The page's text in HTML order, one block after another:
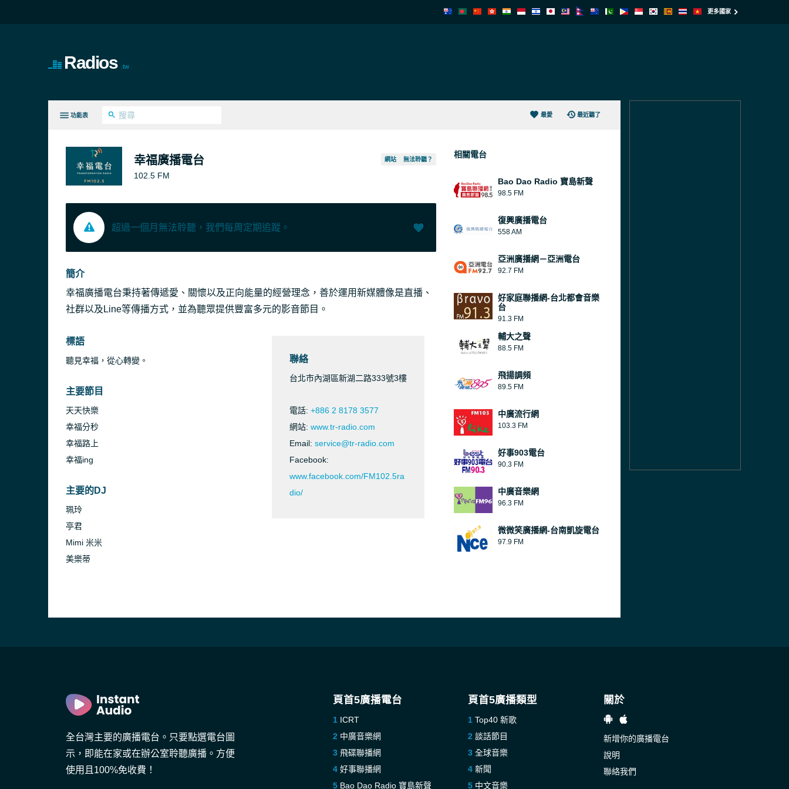
更多國家
Radios .tw
功能表 最愛 最近聽了
幸福廣播電台
102.5 FM
網站 無法聆聽？
超過一個月無法聆聽，我們每周定期追蹤。
簡介
幸福廣播電台秉持著傳遞愛、關懷以及正向能量的經營理念，善於運用新媒體像是直播、
社群以及Line等傳播方式，並為聽眾提供豐富多元的影音節目。
標語
聽見幸福，從心轉變。
主要節目
天天快樂
幸福分秒
幸福路上
幸福ing
主要的DJ
珮玲
亭君
Mimi 米米
美樂蒂
聯絡
台北市內湖區新湖二路333號3樓
電話: +886 2 8178 3577
網站: www.tr-radio.com
Email: service@tr-radio.com
Facebook:
www.facebook.com/FM102.5ra
dio/
相關電台
Bao Dao Radio 寶島新聲
98.5 FM
復興廣播電台
558 AM
亞洲廣播網－亞洲電台
92.7 FM
好家庭聯播網-台北都會音樂
台
91.3 FM
輔大之聲
88.5 FM
飛揚調頻
89.5 FM
中廣流行網
103.3 FM
好事903電台
90.3 FM
中廣音樂網
96.3 FM
微微笑廣播網-台南凱旋電台
97.9 FM
全台灣主要的廣播電台。只要點選電台圖
示，即能在家或在辦公室聆聽廣播。方便
使用且100%免收費！
頁首5廣播電台
ICRT
中廣音樂網
飛碟聯播網
好事聯播網
Bao Dao Radio 寶島新聲
頁首5廣播類型
Top40 新歌
談話節目
全球音樂
新聞
中文音樂
關於
新增你的廣播電台
說明
聯絡我們